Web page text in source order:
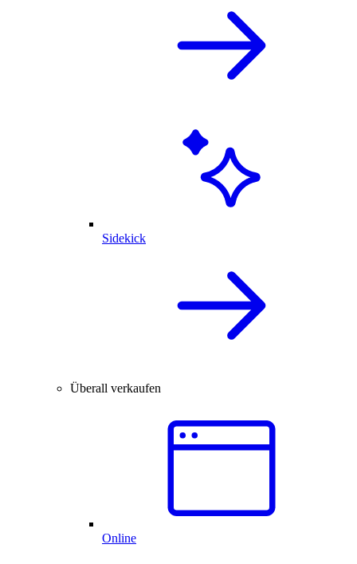
Sidekick
Überall verkaufen
Online